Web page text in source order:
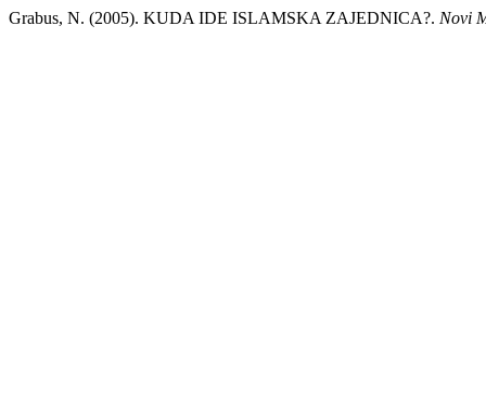
Grabus, N. (2005). KUDA IDE ISLAMSKA ZAJEDNICA?. Novi